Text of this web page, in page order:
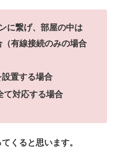
に繋げ、部屋の中は
有線接続のみの場合
置する場合
て対応する場合
くると思います。